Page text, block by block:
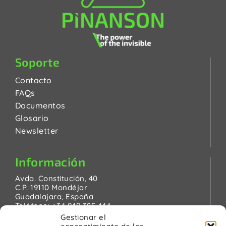
Gestionar el
Soporte
Contacto
FAQs
Documentos
Glosario
Newsletter
Información
Avda. Constitución, 40
C.P. 19110 Mondéjar
Guadalajara, España
Teléfono:+34 949 385 444
pinanson@pinanson.eu